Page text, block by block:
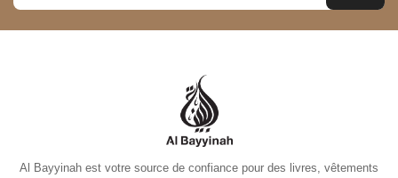
Al Bayyinah est votre source de confiance pour des livres, vêtements